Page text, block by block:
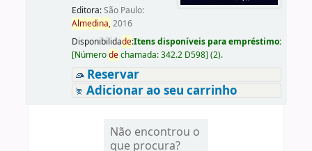
Editora:São Paulo:
Almedina,2016
Disponibilidade:Itens disponíveis para empréstimo:
[Númerodechamada:342.2 D598] (2).
Reservar
Adicionar ao seu carrinho
Não encontrou o
que procura?